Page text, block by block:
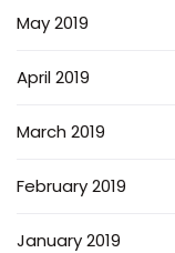
May 2019
April 2019
March 2019
February 2019
January 2019